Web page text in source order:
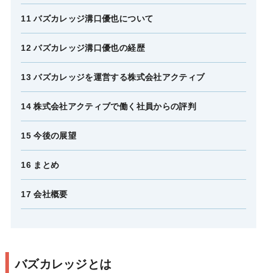
11 バズカレッジ溝口優也について
12 バズカレッジ溝口優也の経歴
13 バズカレッジを運営する株式会社アクティブ
14 株式会社アクティブで働く社員からの評判
15 今後の展望
16 まとめ
17 会社概要
バズカレッジとは